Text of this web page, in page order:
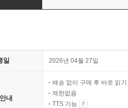
일 2026년 04월 27일
내
배송 없이 구매 후 바로 읽기
제한없음
TTS 가능